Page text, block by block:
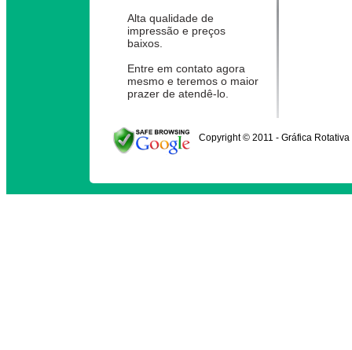
Alta qualidade de
impressão e preços
baixos.
Entre em contato agora
mesmo e teremos o maior
prazer de atendê-lo.
Copyright © 2011 - Gráfica